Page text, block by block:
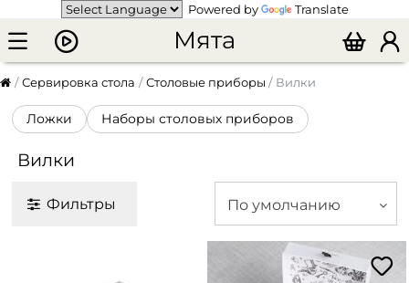
Powered by Translate
Мята
Сервировка стола Столовые приборы Вилки
Ложки Наборы столовых приборов
Вилки
Фильтры По умолчанию